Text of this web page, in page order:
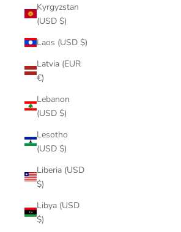
Kyrgyzstan
(USD $)
Laos (USD $)
Latvia (EUR
€)
Lebanon
(USD $)
Lesotho
(USD $)
Liberia (USD
$)
Libya (USD
$)